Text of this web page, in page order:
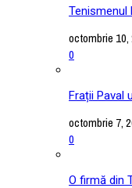
Tenismenul
octombrie 10,
0
Frații Paval
octombrie 7,
0
O firmă din